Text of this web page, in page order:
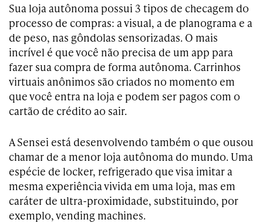
Sua loja autônoma possui 3 tipos de checagem do
processo de compras: a visual, a de planograma e a
de peso, nas gôndolas sensorizadas. O mais
incrível é que você não precisa de um app para
fazer sua compra de forma autônoma. Carrinhos
virtuais anônimos são criados no momento em
que você entra na loja e podem ser pagos com o
cartão de crédito ao sair.
A Sensei está desenvolvendo também o que ousou
chamar de a menor loja autônoma do mundo. Uma
espécie de locker, refrigerado que visa imitar a
mesma experiência vivida em uma loja, mas em
caráter de ultra-proximidade, substituindo, por
exemplo, vending machines.